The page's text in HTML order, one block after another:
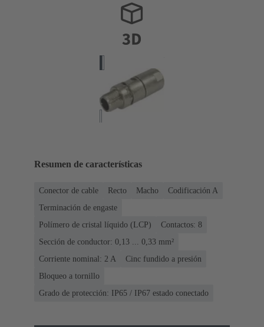
Resumen de características
Conector de cable Recto Macho
Codificación A
Terminación de engaste
Polímero de cristal líquido (LCP)
Contactos: 8
Sección de conductor: 0,13 ... 0,33 mm²
Corriente nominal: ‌2 A
Cinc fundido a presión
Bloqueo a tornillo
Grado de protección: IP65 / IP67 estado conectado